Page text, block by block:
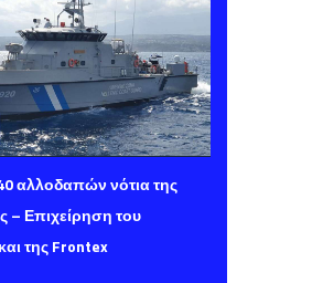
06 Αυγούστου 2026 10:48
αλλοδαπών νότια της
– Επιχείρηση του
της Frontex